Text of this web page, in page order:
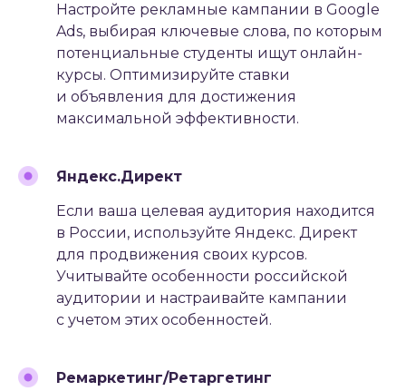
Настройте рекламные кампании в Google
Ads, выбирая ключевые слова, по которым
потенциальные студенты ищут онлайн-
курсы. Оптимизируйте ставки
и объявления для достижения
максимальной эффективности.
Яндекс.Директ
Если ваша целевая аудитория находится
в России, используйте Яндекс. Директ
для продвижения своих курсов.
Учитывайте особенности российской
аудитории и настраивайте кампании
с учетом этих особенностей.
Ремаркетинг/Ретаргетинг